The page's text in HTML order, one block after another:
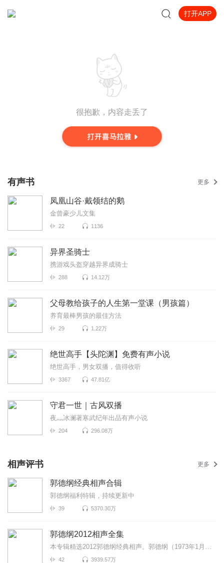
打开APP
很抱歉，内容走丢了
有声书 更多
凤凰山谷·戴领结的鹅
金曾豪少儿文集
22 1136
异界圣骑士
携游戏头盔穿越异界成骑士
288 14.12万
父母教给孩子的人生第一堂课（男孩篇）
养育最棒男孩的最佳方法
29 1.22万
绝世高手【头陀渊】免费有声小说
绝世高手，男女双播，值得收听
3367 47.81亿
守君一世｜古风双播
夜灬冰澜著寒武纪年出品有声小说
204 296.08万
相声评书 更多
郭德纲经典相声合辑
郭德纲福利特辑，持续更新中
39 5370.30万
郭德纲2012相声全集
本专辑精选2012郭德纲经典相声。郭德纲（1973年1月18日－），相声演员、中国天津人，亦为电视演员及电视...
42 3939.57万